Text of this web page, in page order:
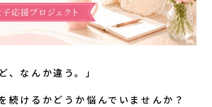
、なんか違う。」
続けるかどうか悩んでいませんか？